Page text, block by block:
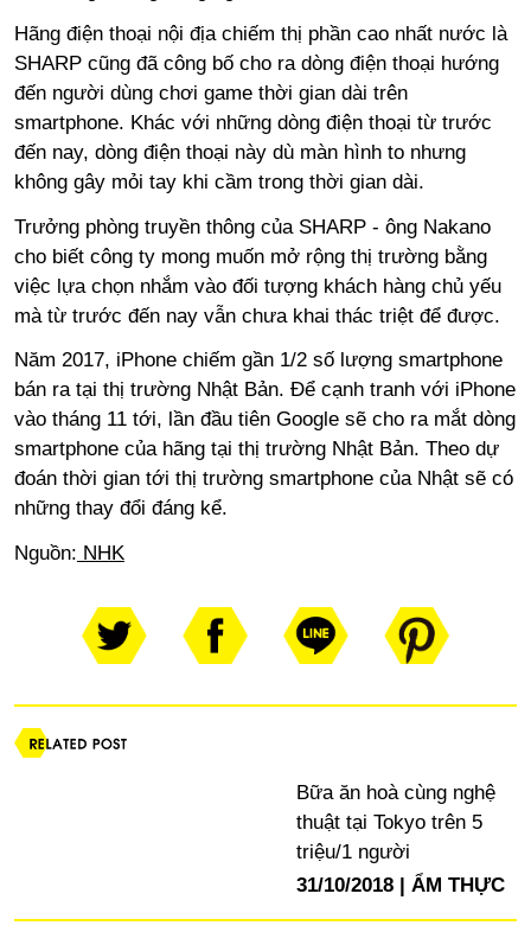
Hãng điện thoại nội địa chiếm thị phần cao nhất nước là
SHARP cũng đã công bố cho ra dòng điện thoại hướng
đến người dùng chơi game thời gian dài trên
smartphone. Khác với những dòng điện thoại từ trước
đến nay, dòng điện thoại này dù màn hình to nhưng
không gây mỏi tay khi cầm trong thời gian dài.
Trưởng phòng truyền thông của SHARP - ông Nakano
cho biết công ty mong muốn mở rộng thị trường bằng
việc lựa chọn nhắm vào đối tượng khách hàng chủ yếu
mà từ trước đến nay vẫn chưa khai thác triệt để được.
Năm 2017, iPhone chiếm gần 1/2 số lượng smartphone
bán ra tại thị trường Nhật Bản. Để cạnh tranh với iPhone
vào tháng 11 tới, lần đầu tiên Google sẽ cho ra mắt dòng
smartphone của hãng tại thị trường Nhật Bản. Theo dự
đoán thời gian tới thị trường smartphone của Nhật sẽ có
những thay đổi đáng kể.
Nguồn: NHK
Bữa ăn hoà cùng nghệ
thuật tại Tokyo trên 5
triệu/1 người
31/10/2018
ẨM THỰC